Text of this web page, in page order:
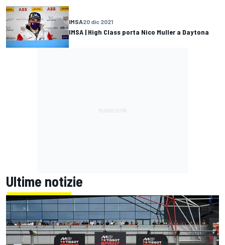
IMSA20 dic 2021
IMSA | High Class porta Nico Muller a Daytona
Ultime notizie